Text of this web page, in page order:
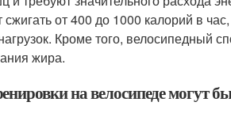
от 400 до 1000 калорий в
Кроме того, велосипедный
жира.
на велосипеде могут